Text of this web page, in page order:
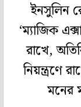
ইনসুলিন
‘ম্যাজিক
রাখে,
নিয়ন্ত্রণে
মনের